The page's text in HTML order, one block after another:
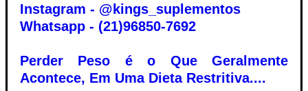
Instagram - @kings_suplementos
Whatsapp - (21)96850-7692
Perder Peso é o Que Geralmente
Acontece, Em Uma Dieta Restritiva....